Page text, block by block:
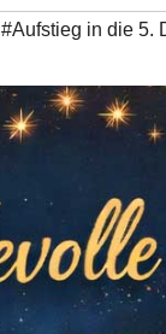
#Aufstieg in die 5.